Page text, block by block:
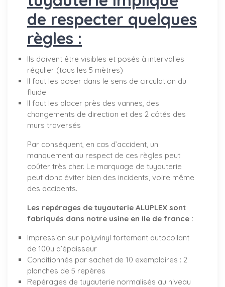
de respecter quelques
règles :
Ils doivent être visibles et posés à intervalles
régulier (tous les 5 mètres)
Il faut les poser dans le sens de circulation du
fluide
Il faut les placer près des vannes, des
changements de direction et des 2 côtés des
murs traversés
Par conséquent, en cas d’accident, un
manquement au respect de ces règles peut
coûter très cher. Le marquage de tuyauterie
peut donc éviter bien des incidents, voire même
des accidents.
Les repérages de tuyauterie ALUPLEX sont
fabriqués dans notre usine en Ile de france :
Impression sur polyvinyl fortement autocollant
de 100µ d’épaisseur
Conditionnés par sachet de 10 exemplaires : 2
planches de 5 repères
Repérages de tuyauterie normalisés au niveau